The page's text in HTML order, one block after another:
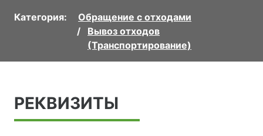
Категория:
Обращение с отходами
Вывоз отходов
(Транспортирование)
РЕКВИЗИТЫ